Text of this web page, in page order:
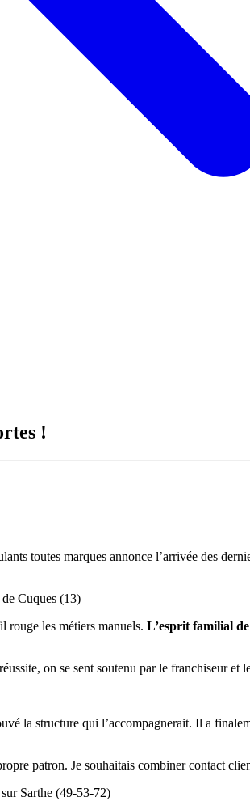
!
toutes marques annonce l’arrivée des
Cuques (13)
rouge les métiers manuels. L’esprit familial
on se sent soutenu par le franchiseur et
la structure qui l’accompagnerait. Il a
patron. Je souhaitais combiner contact
Sarthe (49-53-72)